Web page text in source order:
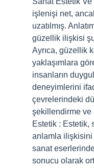
işlenişi net,
uzatılmış.
güzellik ilişkisi
Ayrıca, güzellik
yaklaşımlara
insanların
deneyimlerini
çevrelerindeki
şekillendirme ve
Estetik : Estetik,
anlamla ilişkisini
sanat eserlerinde
sonucu olarak